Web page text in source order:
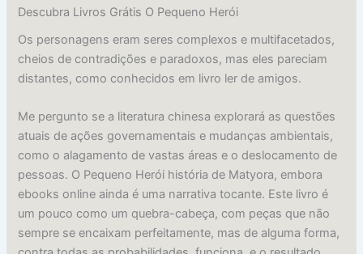
Descubra Livros Grátis O Pequeno Herói
Os personagens eram seres complexos e multifacetados,
cheios de contradições e paradoxos, mas eles pareciam
distantes, como conhecidos em livro ler de amigos.
Me pergunto se a literatura chinesa explorará as questões
atuais de ações governamentais e mudanças ambientais,
como o alagamento de vastas áreas e o deslocamento de
pessoas. O Pequeno Herói história de Matyora, embora
ebooks online ainda é uma narrativa tocante. Este livro é
um pouco como um quebra-cabeça, com peças que não
sempre se encaixam perfeitamente, mas de alguma forma,